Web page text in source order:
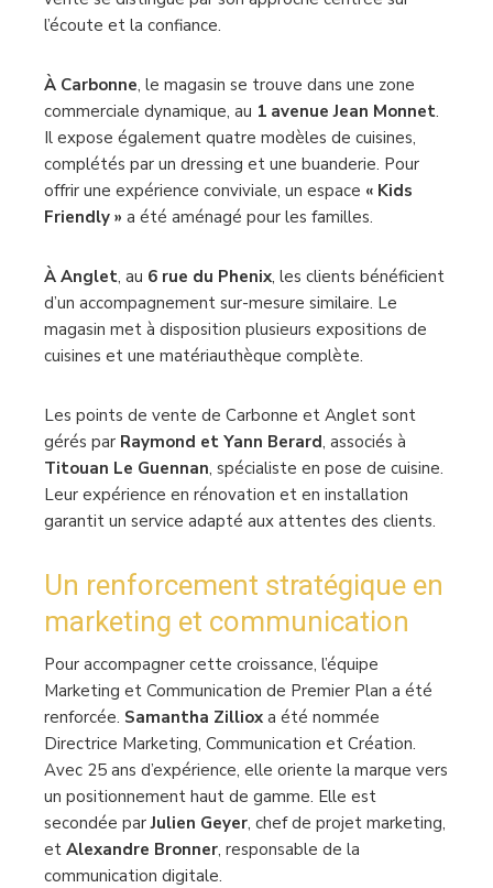
l’écoute et la confiance.
À Carbonne, le magasin se trouve dans une zone
commerciale dynamique, au 1 avenue Jean Monnet.
Il expose également quatre modèles de cuisines,
complétés par un dressing et une buanderie. Pour
offrir une expérience conviviale, un espace « Kids
Friendly » a été aménagé pour les familles.
À Anglet, au 6 rue du Phenix, les clients bénéficient
d’un accompagnement sur-mesure similaire. Le
magasin met à disposition plusieurs expositions de
cuisines et une matériauthèque complète.
Les points de vente de Carbonne et Anglet sont
gérés par Raymond et Yann Berard, associés à
Titouan Le Guennan, spécialiste en pose de cuisine.
Leur expérience en rénovation et en installation
garantit un service adapté aux attentes des clients.
Un renforcement stratégique en
marketing et communication
Pour accompagner cette croissance, l’équipe
Marketing et Communication de Premier Plan a été
renforcée. Samantha Zilliox a été nommée
Directrice Marketing, Communication et Création.
Avec 25 ans d’expérience, elle oriente la marque vers
un positionnement haut de gamme. Elle est
secondée parJulien Geyer, chef de projet marketing,
et Alexandre Bronner, responsable de la
communication digitale.